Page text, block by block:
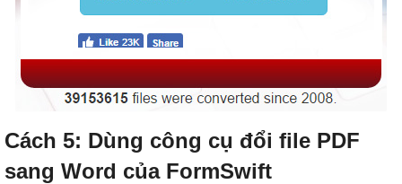
Cách 5: Dùng công cụ đổi file PDF
sang Word của FormSwift